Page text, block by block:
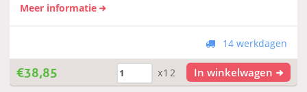
Meer informatie
14 werkdagen
€38,85 x12 In winkelwagen